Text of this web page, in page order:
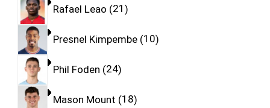
Rafael Leao 21
Presnel Kimpembe 10
Phil Foden 24
Mason Mount 18